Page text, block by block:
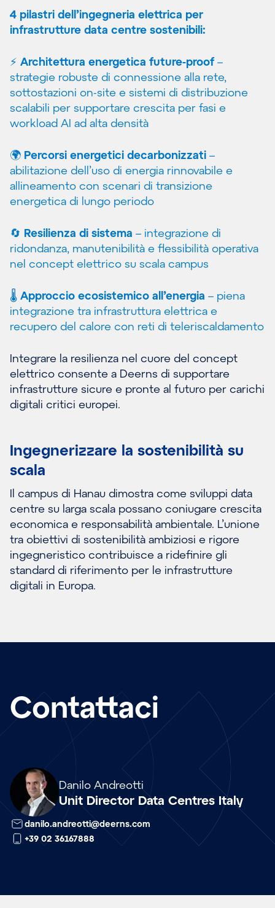
4 pilastri dell’ingegneria elettrica per
infrastrutture data centre sostenibili:
⚡ Architettura energetica future-proof –
strategie robuste di connessione alla rete,
sottostazioni on-site e sistemi di distribuzione
scalabili per supportare crescita per fasi e
workload AI ad alta densità
🌍 Percorsi energetici decarbonizzati –
abilitazione dell’uso di energia rinnovabile e
allineamento con scenari di transizione
energetica di lungo periodo
🔄 Resilienza di sistema – integrazione di
ridondanza, manutenibilità e flessibilità operativa
nel concept elettrico su scala campus
🌡️ Approccio ecosistemico all’energia – piena
integrazione tra infrastruttura elettrica e
recupero del calore con reti di teleriscaldamento
Integrare la resilienza nel cuore del concept
elettrico consente a Deerns di supportare
infrastrutture sicure e pronte al futuro per carichi
digitali critici europei.
Ingegnerizzare la sostenibilità su
scala
Il campus di Hanau dimostra come sviluppi data
centre su larga scala possano coniugare crescita
economica e responsabilità ambientale. L’unione
tra obiettivi di sostenibilità ambiziosi e rigore
ingegneristico contribuisce a ridefinire gli
standard di riferimento per le infrastrutture
digitali in Europa.
Contattaci
Danilo Andreotti
Unit Director Data Centres Italy
Array
danilo.andreotti@deerns.com
+39 02 36167888